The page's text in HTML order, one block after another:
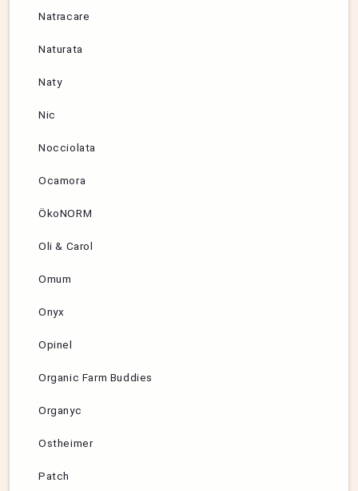
Natracare
Naturata
Naty
Nic
Nocciolata
Ocamora
ÖkoNORM
Oli & Carol
Omum
Onyx
Opinel
Organic Farm Buddies
Organyc
Ostheimer
Patch